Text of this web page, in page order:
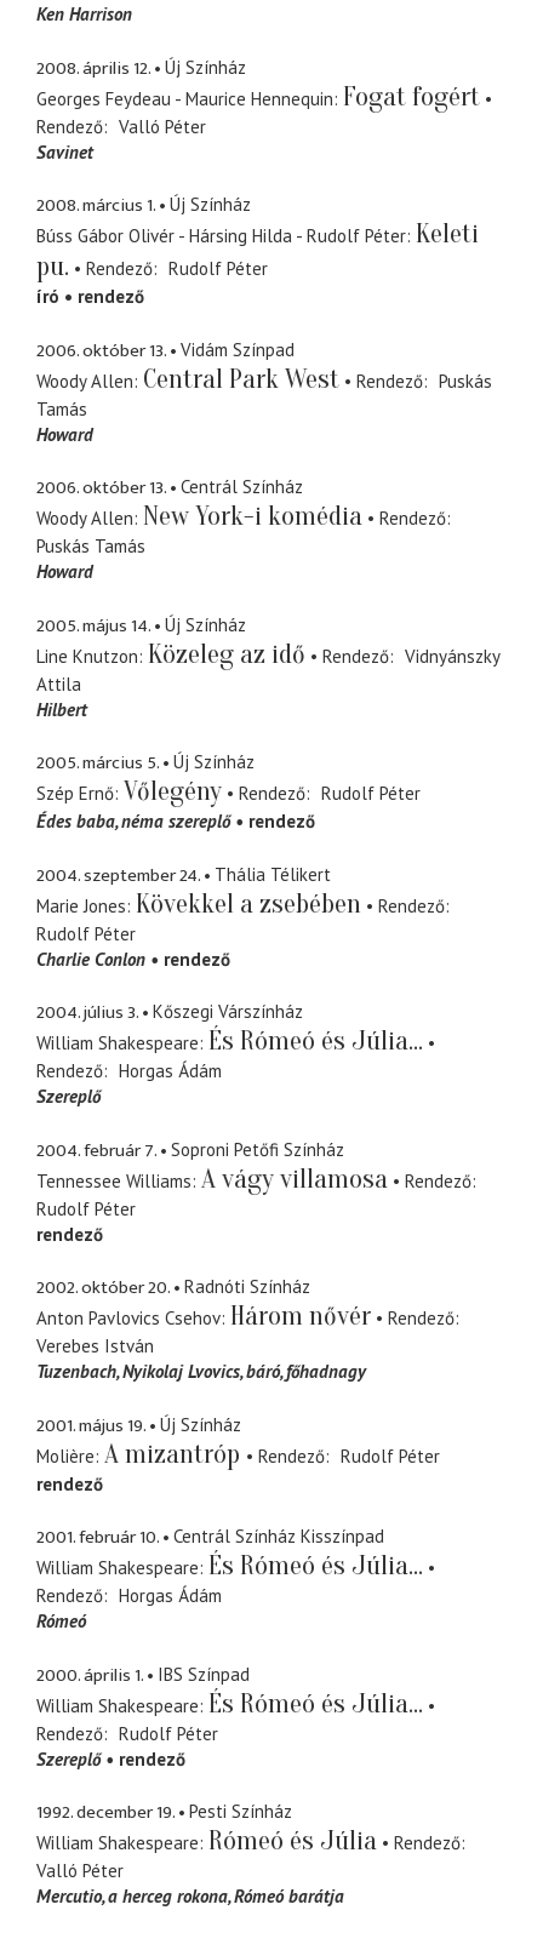
Ken Harrison
2008. április 12.
Új Színház
Georges Feydeau - Maurice Hennequin Fogat fogért
Rendező
Valló Péter
Savinet
2008. március 1.
Új Színház
Búss Gábor Olivér - Hársing Hilda - Rudolf Péter Keleti
pu.
Rendező
Rudolf Péter
író
rendező
2006. október 13.
Vidám Színpad
Woody Allen Central Park West Rendező
Puskás
Tamás
Howard
2006. október 13.
Centrál Színház
Woody Allen New York-i komédia
Rendező
Puskás Tamás
Howard
2005. május 14.
Új Színház
Line Knutzon Közeleg az idő Rendező
Vidnyánszky
Attila
Hilbert
2005. március 5.
Új Színház
Szép Ernő Vőlegény Rendező
Rudolf Péter
Édes baba néma szereplő rendező
2004. szeptember 24.
Thália Télikert
Marie Jones Kövekkel a zsebében
Rendező
Rudolf Péter
Charlie Conlon
rendező
2004. július 3.
Kőszegi Várszínház
William Shakespeare És Rómeó és Júlia...
Rendező
Horgas Ádám
Szereplő
2004. február 7.
Soproni Petőfi Színház
Tennessee Williams A vágy villamosa
Rendező
Rudolf Péter
rendező
2002. október 20.
Radnóti Színház
Anton Pavlovics Csehov Három nővér
Rendező
Verebes István
Tuzenbach, Nyikolaj Lvovics báró, főhadnagy
2001. május 19.
Új Színház
Molière A mizantróp Rendező
Rudolf Péter
rendező
2001. február 10.
Centrál Színház Kisszínpad
William Shakespeare És Rómeó és Júlia...
Rendező
Horgas Ádám
Rómeó
2000. április 1.
IBS Színpad
William Shakespeare És Rómeó és Júlia...
Rendező
Rudolf Péter
Szereplő
rendező
1992. december 19.
Pesti Színház
William Shakespeare Rómeó és Júlia
Rendező
Valló Péter
Mercutio a herceg rokona, Rómeó barátja